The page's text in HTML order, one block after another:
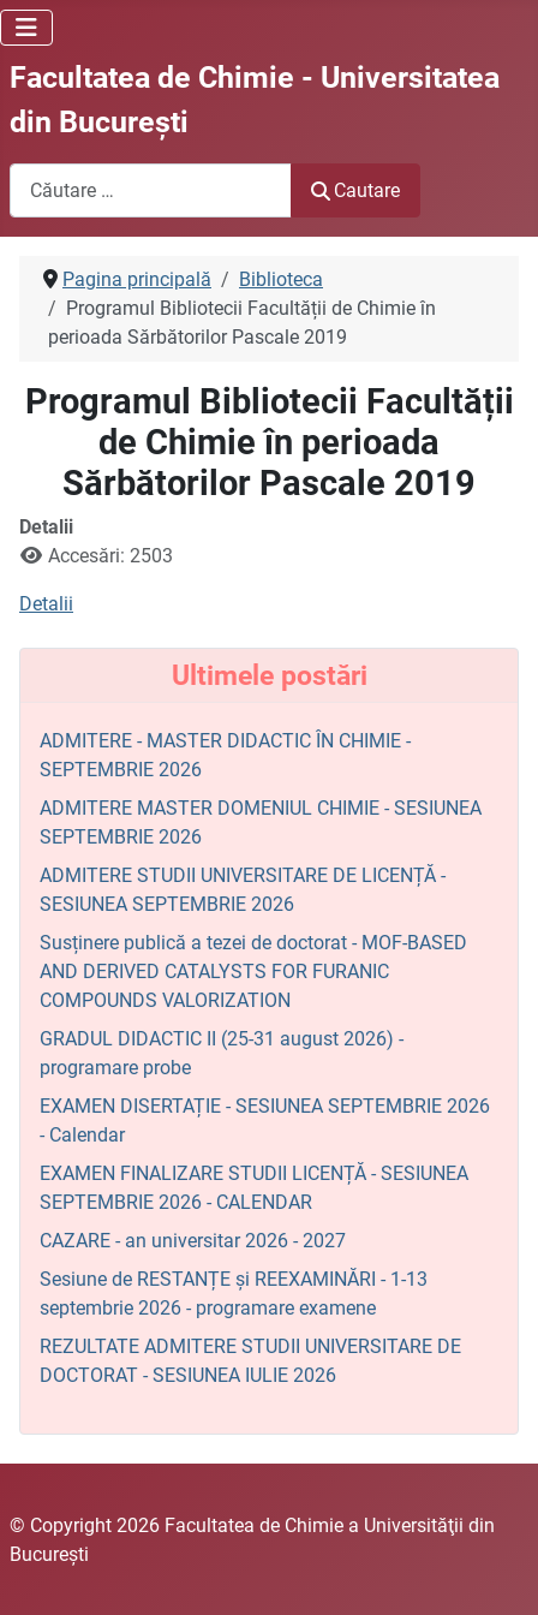
Facultatea de Chimie - Universitatea
din Bucureşti
Cautare
Cautare
Pagina principală
Biblioteca
Programul Bibliotecii Facultății de Chimie în
perioada Sărbătorilor Pascale 2019
Programul Bibliotecii Facultății
de Chimie în perioada
Sărbătorilor Pascale 2019
Detalii
Accesări: 2503
Detalii
Ultimele postări
ADMITERE - MASTER DIDACTIC ÎN CHIMIE -
SEPTEMBRIE 2026
ADMITERE MASTER DOMENIUL CHIMIE - SESIUNEA
SEPTEMBRIE 2026
ADMITERE STUDII UNIVERSITARE DE LICENȚĂ -
SESIUNEA SEPTEMBRIE 2026
Susținere publică a tezei de doctorat - MOF-BASED
AND DERIVED CATALYSTS FOR FURANIC
COMPOUNDS VALORIZATION
GRADUL DIDACTIC II (25-31 august 2026) -
programare probe
EXAMEN DISERTAȚIE - SESIUNEA SEPTEMBRIE 2026
- Calendar
EXAMEN FINALIZARE STUDII LICENȚĂ - SESIUNEA
SEPTEMBRIE 2026 - CALENDAR
CAZARE - an universitar 2026 - 2027
Sesiune de RESTANȚE și REEXAMINĂRI - 1-13
septembrie 2026 - programare examene
REZULTATE ADMITERE STUDII UNIVERSITARE DE
DOCTORAT - SESIUNEA IULIE 2026
© Copyright 2026 Facultatea de Chimie a Universităţii din
Bucureşti